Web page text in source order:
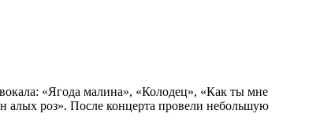
«Ягода малина», «Колодец», «Как ты мне
роз». После концерта провели небольшую